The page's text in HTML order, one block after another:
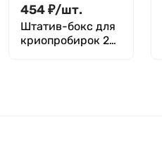
454₽/шт.
Штатив-бокс для
криопробирок 2